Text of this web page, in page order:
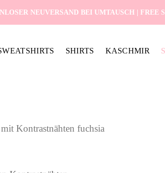
NEUVERSAND BEI UMTAUSCH | FREE
SHIRTS KASCHMIR
Kontrastnähten fuchsia